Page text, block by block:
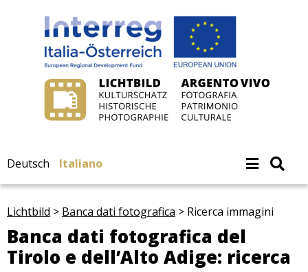
Deutsch Italiano
Lichtbild > Banca dati fotografica > Ricerca immagini
Banca dati fotografica del
Tirolo e dell’Alto Adige: ricerca